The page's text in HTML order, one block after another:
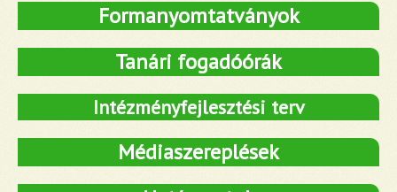
Formanyomtatványok
Tanári fogadóórák
Intézményfejlesztési terv
Médiaszereplések